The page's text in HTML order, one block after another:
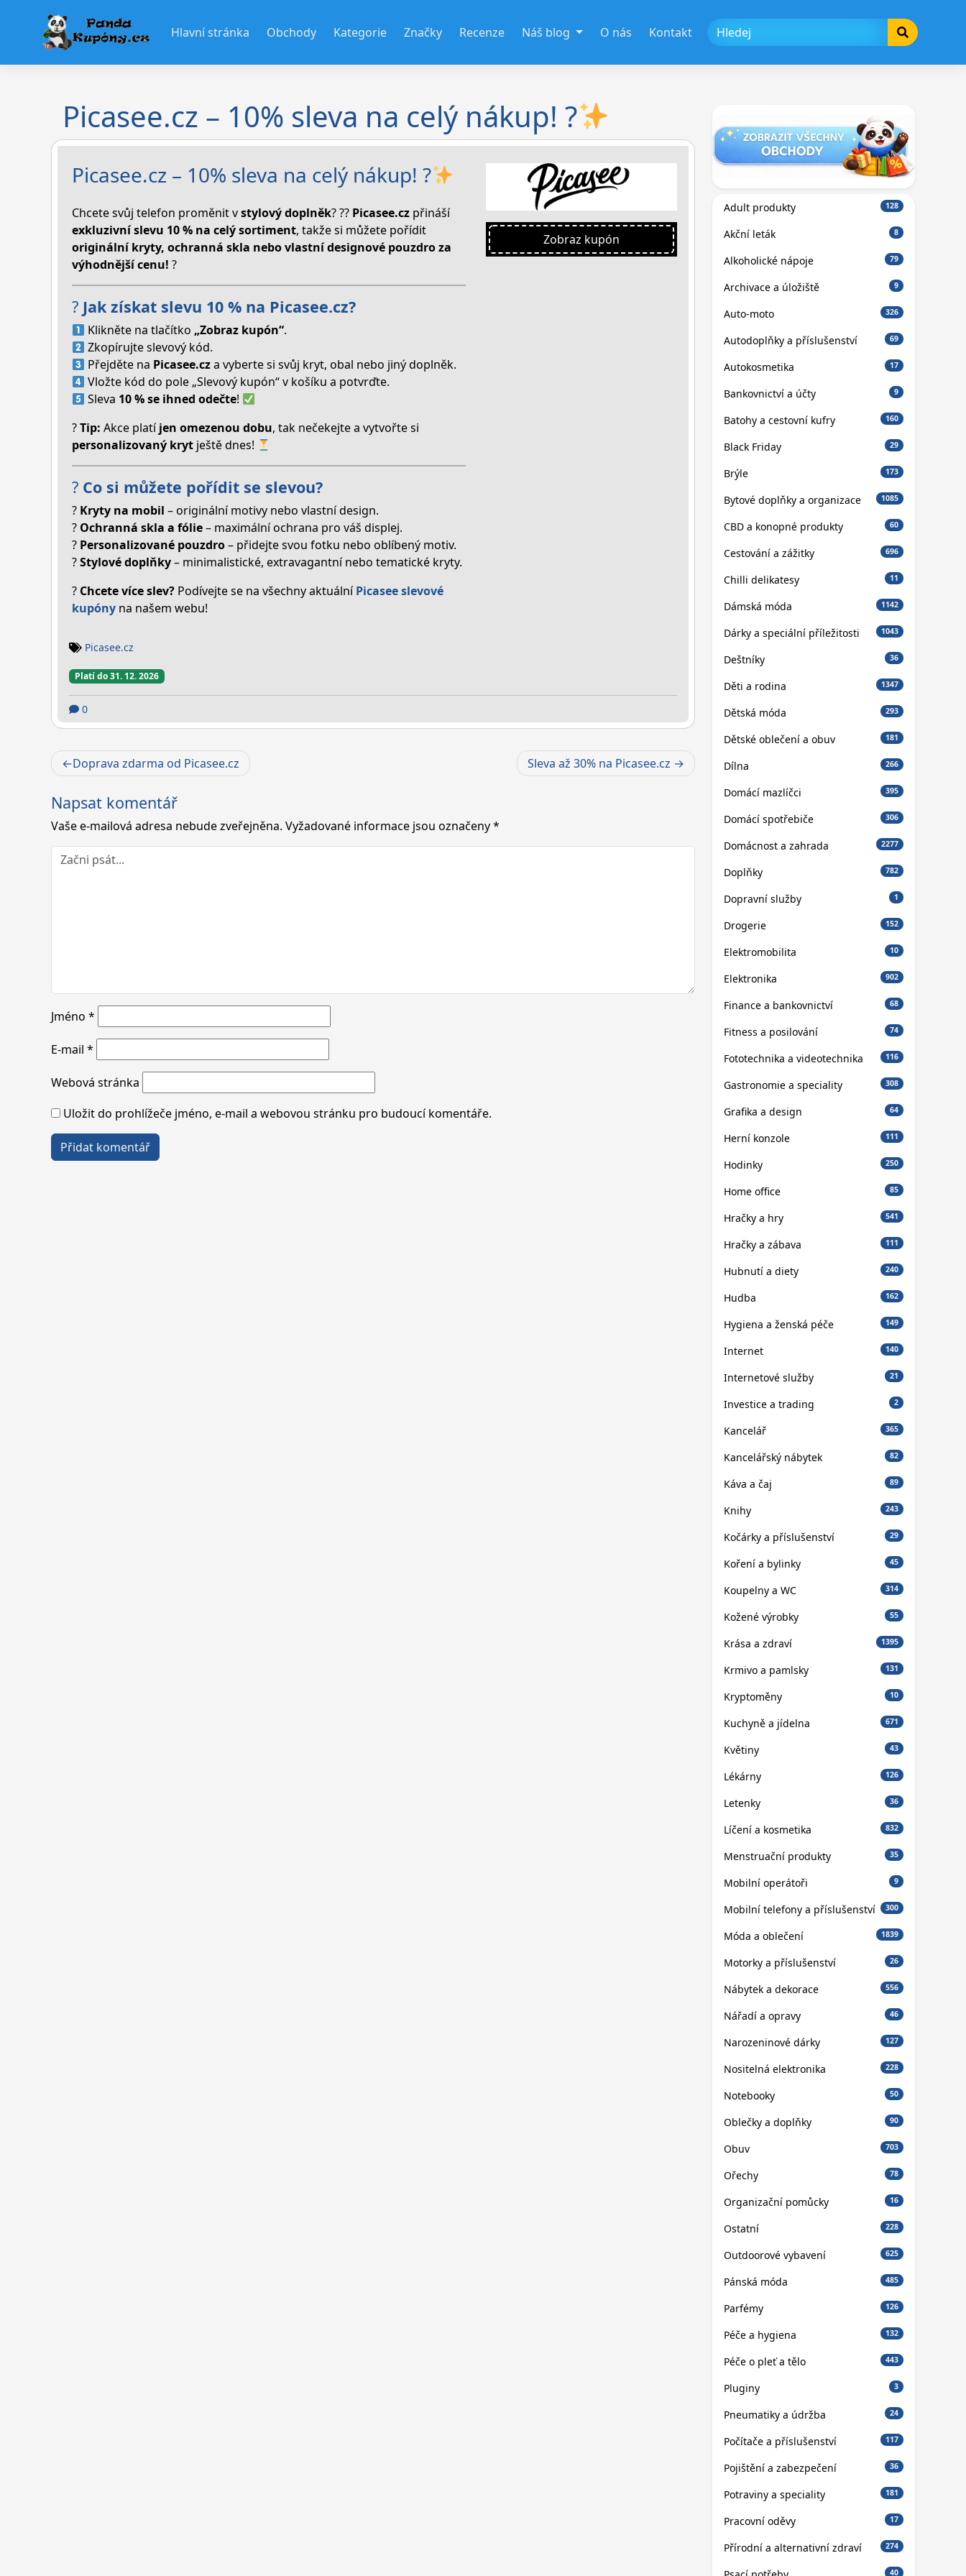
Hlavní stránka Obchody Kategorie Značky Recenze Náš blog O nás Kontakt
Picasee.cz – 10% sleva na celý nákup! ?
Picasee.cz – 10% sleva na celý nákup! ?
Chcete svůj telefon proměnit vstylový doplněk? ?? Picasee.cz přináší
exkluzivní slevu 10 % na celý sortiment, takže si můžete pořídit
originální kryty, ochranná skla nebo vlastní designové pouzdro za
výhodnější cenu! ?
? Jak získat slevu 10 % na Picasee.cz?
Klikněte na tlačítko „Zobraz kupón“.
Zkopírujte slevový kód.
Přejděte na Picasee.cza vyberte si svůj kryt, obal nebo jiný doplněk.
Vložte kód do pole „Slevový kupón“ v košíku a potvrďte.
Sleva 10 % se ihned odečte!
?Tip: Akce platíjen omezenou dobu, tak nečekejte a vytvořte si
personalizovaný kryt ještě dnes!
? Co si můžete pořídit se slevou?
? Kryty na mobil – originální motivy nebo vlastní design.
? Ochranná skla a fólie– maximální ochrana pro váš displej.
? Personalizované pouzdro– přidejte svou fotku nebo oblíbený motiv.
?Stylové doplňky– minimalistické, extravagantní nebo tematické kryty.
? Chcete více slev? Podívejte se na všechny aktuálníPicasee slevové
kupóny na našem webu!
Zobraz kupón
Picasee.cz
Platí do 31. 12. 2026
0
Navigace
pro
příspěvek
Doprava zdarma od Picasee.cz Sleva až 30% na Picasee.cz
Napsat komentář
Vaše e-mailová adresa nebude zveřejněna. Vyžadované informace jsou označeny*
Jméno *
E-mail *
Webová stránka
Uložit do prohlížeče jméno, e-mail a webovou stránku pro budoucí komentáře.
Adult produkty 128
Akční leták 8
Alkoholické nápoje 79
Archivace a úložiště 9
Auto-moto 326
Autodoplňky a příslušenství 69
Autokosmetika 17
Bankovnictví a účty 9
Batohy a cestovní kufry 160
Black Friday 29
Brýle 173
Bytové doplňky a organizace 1085
CBD a konopné produkty 60
Cestování a zážitky 696
Chilli delikatesy 11
Dámská móda 1142
Dárky a speciální příležitosti 1043
Deštníky 36
Děti a rodina 1347
Dětská móda 293
Dětské oblečení a obuv 181
Dílna 266
Domácí mazlíčci 395
Domácí spotřebiče 306
Domácnost a zahrada 2277
Doplňky 782
Dopravní služby 1
Drogerie 152
Elektromobilita 10
Elektronika 902
Finance a bankovnictví 68
Fitness a posilování 74
Fototechnika a videotechnika 116
Gastronomie a speciality 308
Grafika a design 64
Herní konzole 111
Hodinky 250
Home office 85
Hračky a hry 541
Hračky a zábava 111
Hubnutí a diety 240
Hudba 162
Hygiena a ženská péče 149
Internet 140
Internetové služby 21
Investice a trading 2
Kancelář 365
Kancelářský nábytek 82
Káva a čaj 89
Knihy 243
Kočárky a příslušenství 29
Koření a bylinky 45
Koupelny a WC 314
Kožené výrobky 55
Krása a zdraví 1395
Krmivo a pamlsky 131
Kryptoměny 10
Kuchyně a jídelna 671
Květiny 43
Lékárny 126
Letenky 36
Líčení a kosmetika 832
Menstruační produkty 35
Mobilní operátoři 9
Mobilní telefony a příslušenství 300
Móda a oblečení 1839
Motorky a příslušenství 26
Nábytek a dekorace 556
Nářadí a opravy 46
Narozeninové dárky 127
Nositelná elektronika 228
Notebooky 50
Oblečky a doplňky 90
Obuv 703
Ořechy 78
Organizační pomůcky 16
Ostatní 228
Outdoorové vybavení 625
Pánská móda 485
Parfémy 126
Péče a hygiena 132
Péče o pleť a tělo 443
Pluginy 3
Pneumatiky a údržba 24
Počítače a příslušenství 117
Pojištění a zabezpečení 36
Potraviny a speciality 181
Pracovní oděvy 17
Přírodní a alternativní zdraví 274
40